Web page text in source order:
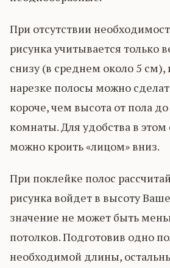
При отсутствии
рисунка учитывается только
снизу (в среднем около 5 см),
нарезке полосы можно
короче, чем высота от пола
комнаты. Для удобства в этом
можно кроить «лицом» вниз.
При поклейке полос
рисунка войдет в высоту
значение не может быть
потолков. Подготовив одно
необходимой длины,